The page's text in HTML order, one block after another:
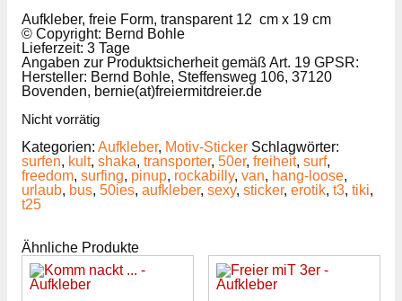
Aufkleber, freie Form, transparent 12 cm x 19 cm
© Copyright: Bernd Bohle
Lieferzeit: 3 Tage
Angaben zur Produktsicherheit gemäß Art. 19 GPSR:
Hersteller: Bernd Bohle, Steffensweg 106, 37120
Bovenden, bernie(at)freiermitdreier.de
Nicht vorrätig
Kategorien: Aufkleber, Motiv-Sticker Schlagwörter:
surfen, kult, shaka, transporter, 50er, freiheit, surf,
freedom, surfing, pinup, rockabilly, van, hang-loose,
urlaub, bus, 50ies, aufkleber, sexy, sticker, erotik, t3, tiki,
t25
Ähnliche Produkte